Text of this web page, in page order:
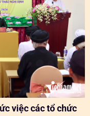
việc các tổ chức